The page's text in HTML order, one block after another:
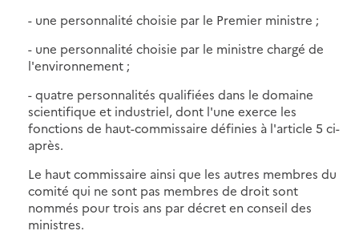
- une personnalité choisie par le Premier ministre ;
- une personnalité choisie par le ministre chargé de
l'environnement ;
- quatre personnalités qualifiées dans le domaine
scientifique et industriel, dont l'une exerce les
fonctions de haut-commissaire définies à l'article 5 ci-
après.
Le haut commissaire ainsi que les autres membres du
comité qui ne sont pas membres de droit sont
nommés pour trois ans par décret en conseil des
ministres.